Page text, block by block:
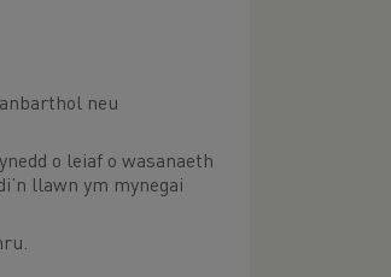
neu
o leiaf o wasanaeth
llawn ym mynegai